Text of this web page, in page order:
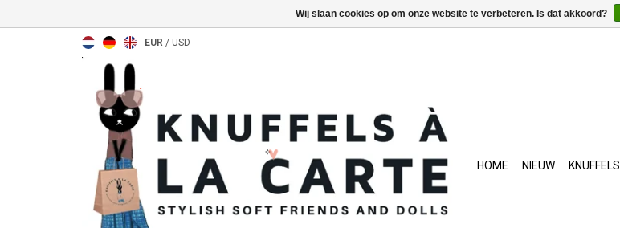
EUR / USD
HOME NIEUW KNUFFELS
Wij slaan cookies op om onze website te verbeteren. Is dat akkoord?